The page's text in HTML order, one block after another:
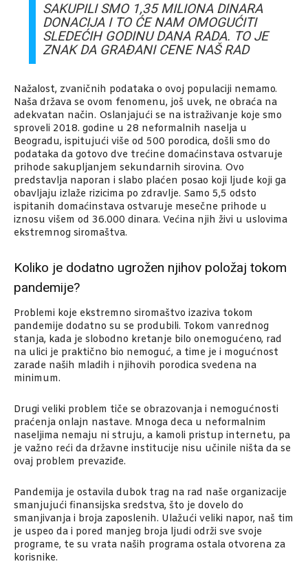
SAKUPILI SMO 1,35 MILIONA DINARA
DONACIJA I TO ĆE NAM OMOGUĆITI
SLEDEĆIH GODINU DANA RADA. TO JE
ZNAK DA GRAĐANI CENE NAŠ RAD
Nažalost, zvaničnih podataka o ovoj populaciji nemamo.
Naša država se ovom fenomenu, još uvek, ne obraća na
adekvatan način. Oslanjajući se na istraživanje koje smo
sproveli 2018. godine u 28 neformalnih naselja u
Beogradu, ispitujući više od 500 porodica, došli smo do
podataka da gotovo dve trećine domaćinstava ostvaruje
prihode sakupljanjem sekundarnih sirovina. Ovo
predstavlja naporan i slabo plaćen posao koji ljude koji ga
obavljaju izlaže rizicima po zdravlje. Samo 5,5 odsto
ispitanih domaćinstava ostvaruje mesečne prihode u
iznosu višem od 36.000 dinara. Većina njih živi u uslovima
ekstremnog siromaštva.
Koliko je dodatno ugrožen njihov položaj tokom
pandemije?
Problemi koje ekstremno siromaštvo izaziva tokom
pandemije dodatno su se produbili. Tokom vanrednog
stanja, kada je slobodno kretanje bilo onemogućeno, rad
na ulici je praktično bio nemoguć, a time je i mogućnost
zarade naših mladih i njihovih porodica svedena na
minimum.
Drugi veliki problem tiče se obrazovanja i nemogućnosti
praćenja onlajn nastave. Mnoga deca u neformalnim
naseljima nemaju ni struju, a kamoli pristup internetu, pa
je važno reći da državne institucije nisu učinile ništa da se
ovaj problem prevaziđe.
Pandemija je ostavila dubok trag na rad naše organizacije
smanjujući finansijska sredstva, što je dovelo do
smanjivanja i broja zaposlenih. Ulažući veliki napor, naš tim
je uspeo da i pored manjeg broja ljudi održi sve svoje
programe, te su vrata naših programa ostala otvorena za
korisnike.